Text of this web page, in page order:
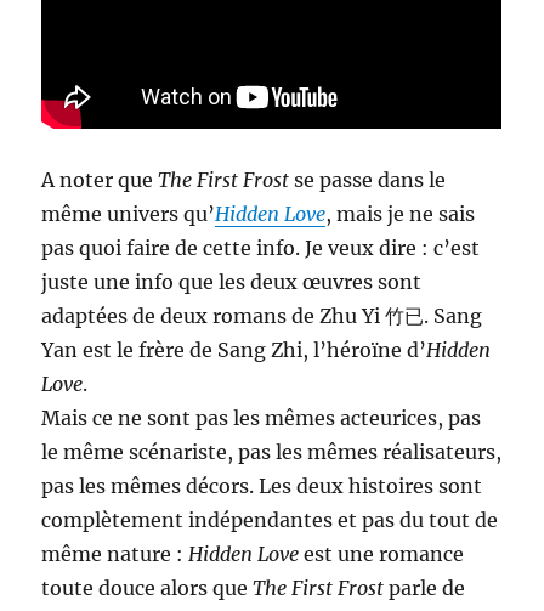
A noter queThe First Frost se passe dans le
même univers qu’Hidden Love, mais je ne sais
pas quoi faire de cette info. Je veux dire : c’est
juste une info que les deux œuvres sont
adaptées de deux romans de Zhu Yi 竹已. Sang
Yan est le frère de Sang Zhi, l’héroïne d’Hidden
Love.
Mais ce ne sont pas les mêmes acteurices, pas
le même scénariste, pas les mêmes réalisateurs,
pas les mêmes décors. Les deux histoires sont
complètement indépendantes et pas du tout de
même nature :Hidden Love est une romance
toute douce alors queThe First Frost parle de